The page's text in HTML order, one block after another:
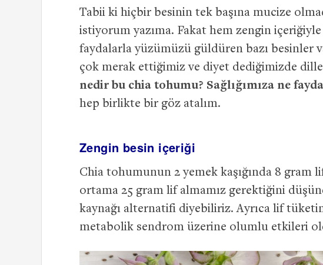
Tabii ki hiçbir besinin tek başına mucize
istiyorum yazıma. Fakat hem zengin
faydalarla yüzümüzü güldüren bazı besinler
çok merak ettiğimiz ve diyet dediğimizde
nedir bu chia tohumu? Sağlığımıza ne
hep birlikte bir göz atalım.
Zengin besin içeriği
Chia tohumunun 2 yemek kaşığında 8 gram
ortama 25 gram lif almamız gerektiğini
kaynağı alternatifi diyebiliriz. Ayrıca lif
metabolik sendrom üzerine olumlu etkileri